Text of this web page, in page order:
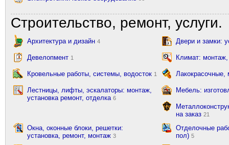
Строительство, ремонт, услуги.
Архитектура и дизайн 4 Двери и замки:
Девелопмент 1 Климат:
Кровельные работы, системы, водосток 1
Лестницы, лифты, эскалаторы: монтаж,
установка ремонт, отделка 6
Мебель:
на заказ 21
Окна, оконные блоки, решетки:
установка, ремонт, монтаж 3
Отделочные
пол) 5